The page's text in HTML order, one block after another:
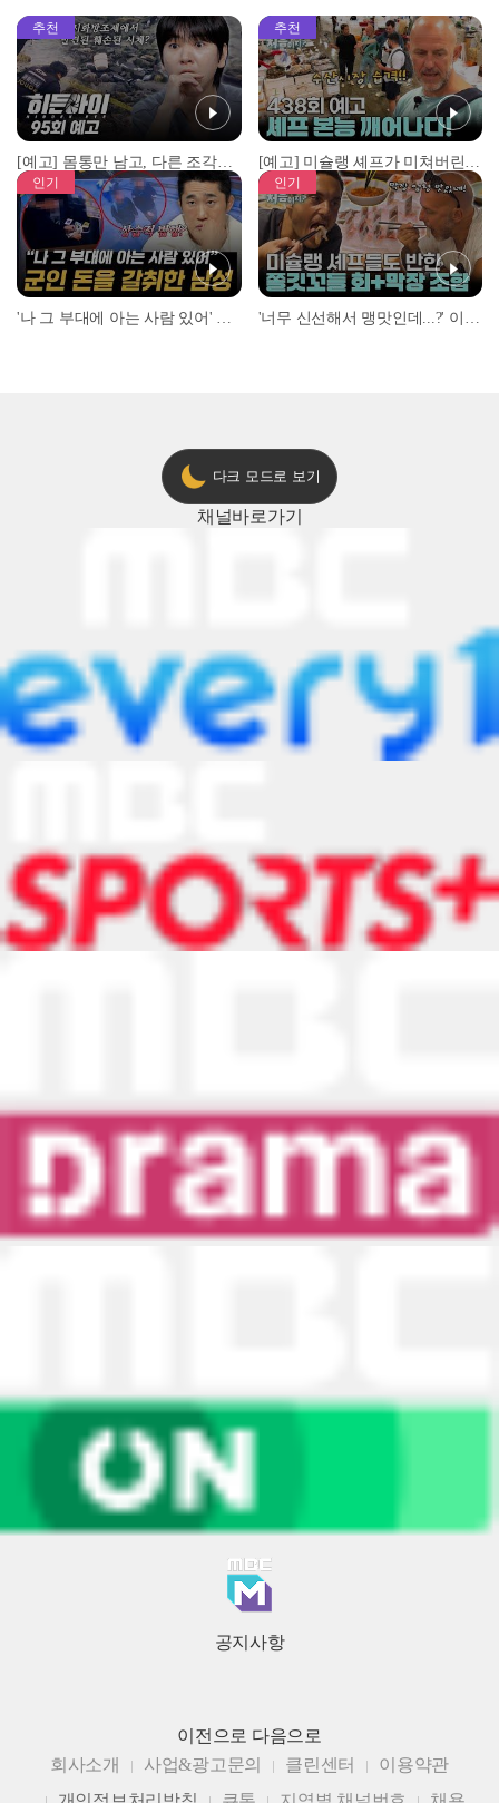
추천
[예고] 몸통만 남고, 다른 조각은 어디에..? 시화호에서 드러난 충격적인 토막 살인사건!
추천
[예고] 미슐랭 셰프가 미쳐버린 이유! 본능이 깨어난 사건은?
인기 인기
다크 모드로 보기
채널바로가기
공지사항
이전으로 다음으로
회사소개
사업&광고문의 클린센터
이용약관